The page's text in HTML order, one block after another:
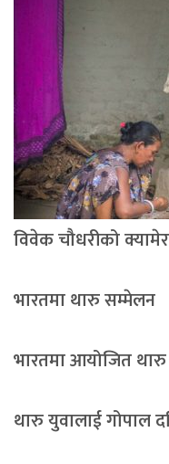
विवेक चौधरीको
भारतमा थारु सम्मेलन
भारतमा आयोजित
थारु युवालाई गोपाल